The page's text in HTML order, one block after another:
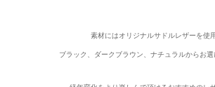
素材にはオリジナルサドルレザーを使
ブラック、ダークブラウン、ナチュラルからお選